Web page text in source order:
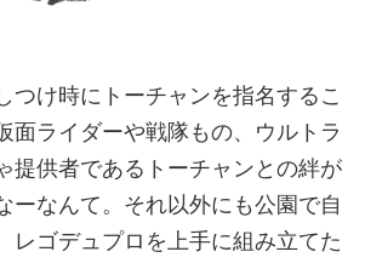
つけ時にトーチャンを指名するこ
面ライダーや戦隊もの、ウルトラ
提供者であるトーチャンとの絆が
ーなんて。それ以外にも公園で自
レゴデュプロを上手に組み立てた